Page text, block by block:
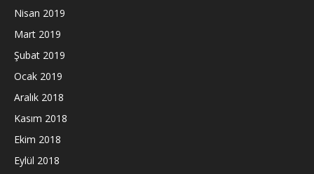
Nisan 2019
Mart 2019
Şubat 2019
Ocak 2019
Aralık 2018
Kasım 2018
Ekim 2018
Eylül 2018